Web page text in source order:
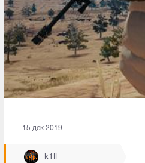
15 дек 2019
k1ll